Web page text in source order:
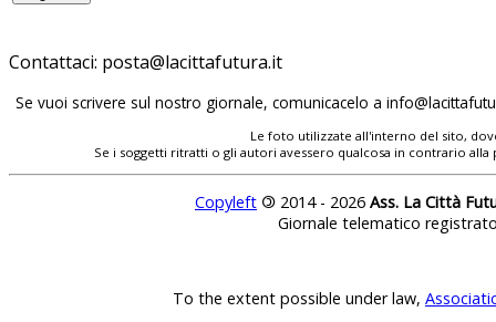
Contattaci: posta@lacittafutura.it
Se vuoi scrivere sul nostro giornale, comunicacelo a
Le foto utilizzate all'interno del sito,
Se i soggetti ritratti o gli autori avessero qualcosa in contrario
Copyleft © 2014 - 2026 Ass. La Città
Giornale telematico
To the extent possible under law,